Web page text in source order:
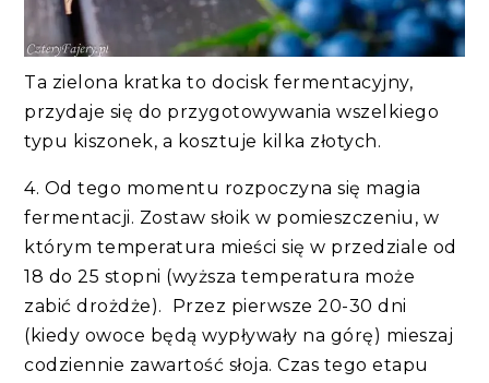
Ta zielona kratka to docisk fermentacyjny,
przydaje się do przygotowywania wszelkiego
typu kiszonek, a kosztuje kilka złotych.
4. Od tego momentu rozpoczyna się magia
fermentacji. Zostaw słoik w pomieszczeniu, w
którym temperatura mieści się w przedziale od
18 do 25 stopni (wyższa temperatura może
zabić drożdże). Przez pierwsze 20-30 dni
(kiedy owoce będą wypływały na górę) mieszaj
codziennie zawartość słoja. Czas tego etapu